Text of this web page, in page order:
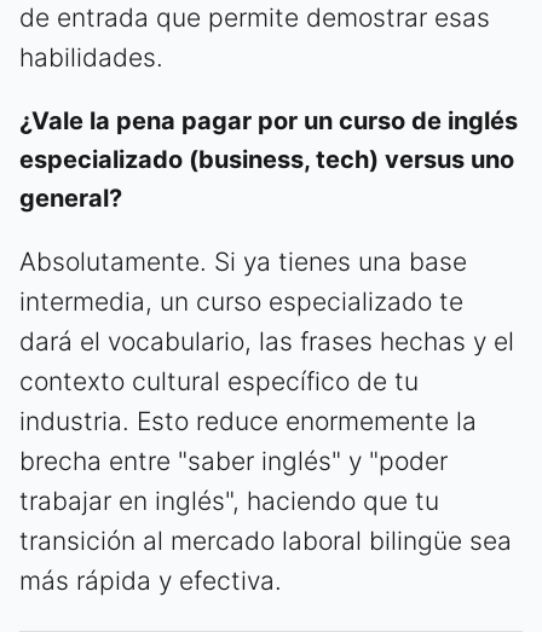
de entrada que permite demostrar esas
habilidades.
¿Vale la pena pagar por un curso de inglés
especializado (business, tech) versus uno
general?
Absolutamente. Si ya tienes una base
intermedia, un curso especializado te
dará el vocabulario, las frases hechas y el
contexto cultural específico de tu
industria. Esto reduce enormemente la
brecha entre "saber inglés" y "poder
trabajar en inglés", haciendo que tu
transición al mercado laboral bilingüe sea
más rápida y efectiva.